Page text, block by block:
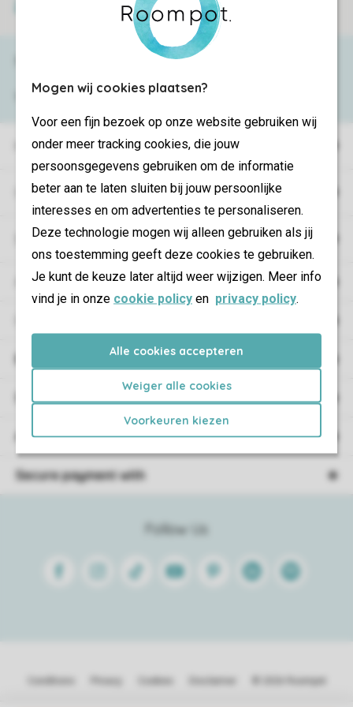
Mogen wij cookies plaatsen?
Voor een fijn bezoek op onze website gebruiken wij
onder meer tracking cookies, die jouw
persoonsgegevens gebruiken om de informatie
beter aan te laten sluiten bij jouw persoonlijke
interesses en om advertenties te personaliseren.
Deze technologie mogen wij alleen gebruiken als jij
ons toestemming geeft deze cookies te gebruiken.
Je kunt de keuze later altijd weer wijzigen. Meer info
vind je in onze cookie policy en privacy policy.
Alle cookies accepteren
Weiger alle cookies
Voorkeuren kiezen
Secure payment
Holiday parks
Campings
Special accommodations
Accommodations
View the or contact the
Follow Us
FacebookInstagram
Tiktok Youtube PinterestLinkedinSpotify
Booking information
Service
About Roompot
Secure payment with